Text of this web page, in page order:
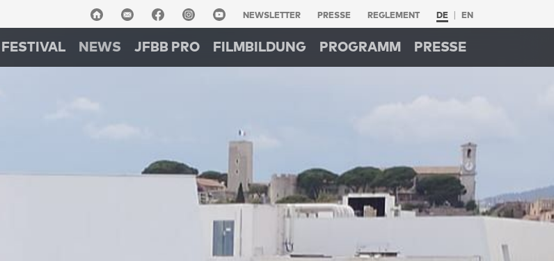
NEWSLETTER PRESSE REGLEMENT DE EN
FESTIVAL NEWS JFBB PRO FILMBILDUNG PROGRAMM PRESSE